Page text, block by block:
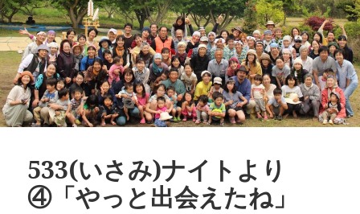
533(いさみ)ナイトより
④「やっと出会えたね」